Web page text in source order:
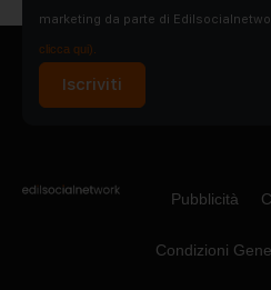
marketing da parte di
clicca qui).
Iscriviti
Pubblicità
Condizioni